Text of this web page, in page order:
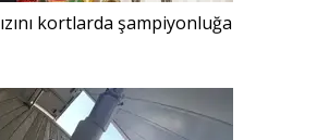
kortlarda şampiyonluğa